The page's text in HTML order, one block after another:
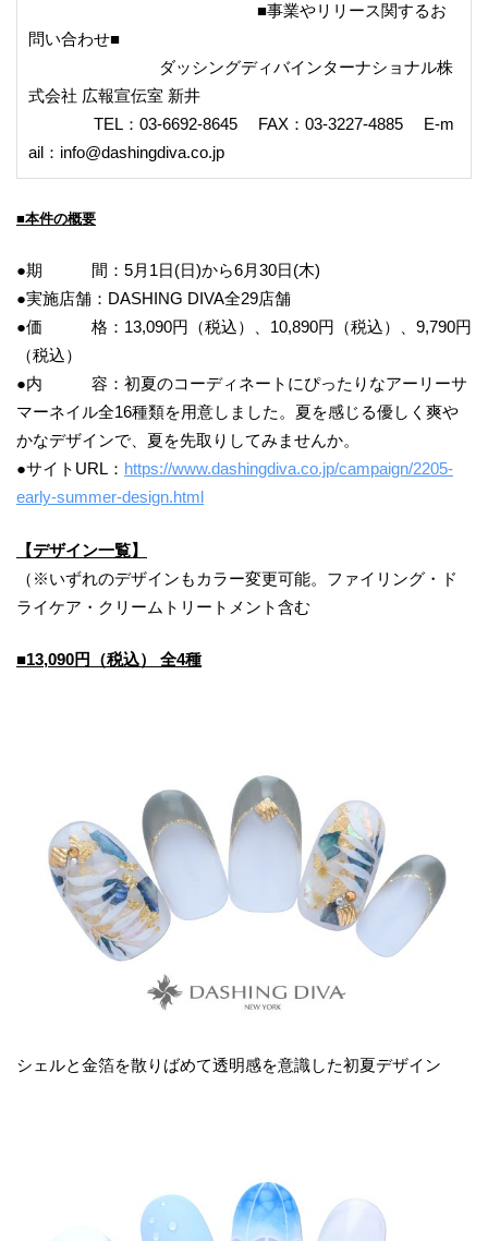
■事業やリリース関するお
問い合わせ■
ダッシングディバインターナショナル株
式会社 広報宣伝室 新井
TEL：03-6692-8645 FAX：03-3227-4885 E-m
ail：info@dashingdiva.co.jp
■本件の概要
●期 間：5月1日(日)から6月30日(木)
●実施店舗：DASHING DIVA全29店舗
●価 格：13,090円（税込）、10,890円（税込）、9,790円
（税込）
●内 容：初夏のコーディネートにぴったりなアーリーサ
マーネイル全16種類を用意しました。夏を感じる優しく爽や
かなデザインで、夏を先取りしてみませんか。
●サイトURL： https://www.dashingdiva.co.jp/campaign/2205-
early-summer-design.html
【デザイン一覧】
（※いずれのデザインもカラー変更可能。ファイリング・ド
ライケア・クリームトリートメント含む
■13,090円（税込） 全4種
シェルと金箔を散りばめて透明感を意識した初夏デザイン